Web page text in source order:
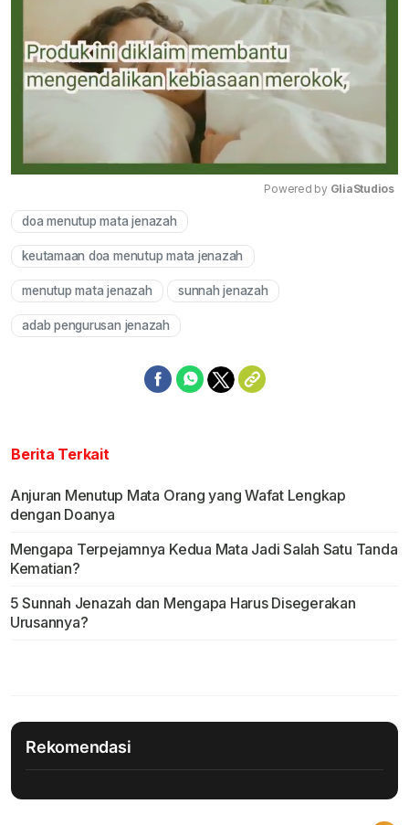
Powered by GliaStudios
doa menutup mata jenazah
keutamaan doa menutup mata jenazah
menutup mata jenazah sunnah jenazah
adab pengurusan jenazah
Berita Terkait
Anjuran Menutup Mata Orang yang Wafat Lengkap
dengan Doanya
Mengapa Terpejamnya Kedua Mata Jadi Salah Satu Tanda
Kematian?
5 Sunnah Jenazah dan Mengapa Harus Disegerakan
Urusannya?
Rekomendasi